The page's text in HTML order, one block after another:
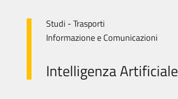
Studi - Trasporti
Informazione e Comunicazioni
Intelligenza Artificiale